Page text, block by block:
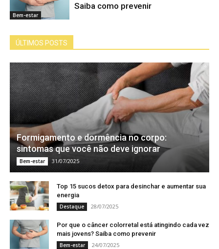
Bem-estar
Saiba como prevenir
ÚLTIMOS POSTS
Formigamento e dormência no corpo:
sintomas que você não deve ignorar
Bem-estar 31/07/2025
Top 15 sucos detox para desinchar e aumentar sua
energia
Destaque 28/07/2025
Por que o câncer colorretal está atingindo cada vez
mais jovens? Saiba como prevenir
Bem-estar 24/07/2025